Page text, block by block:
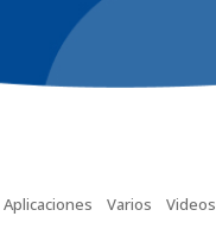
Aplicaciones Varios Videos